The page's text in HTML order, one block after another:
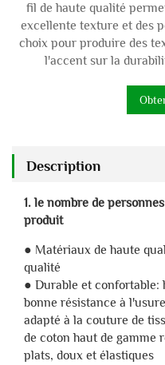
fil de haute qualité
excellente texture et des
choix pour produire des
l'accent sur la
Description
1. le nombre de
produit
● Matériaux de haute
qualité
● Durable et confortable:
bonne résistance à
adapté à la couture de
de coton haut de gamme
plats, doux et élastiques